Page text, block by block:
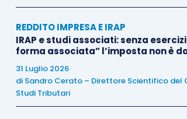
REDDITO IMPRESA E IRAP
IRAP e studi associati: senza
forma associata” l’imposta non è
31 Luglio 2026
di Sandro Cerato – Direttore Scientifico del
Studi Tributari